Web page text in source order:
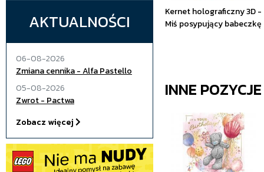
AKTUALNOŚCI
06-08-2026
Zmiana cennika - Alfa Pastello
05-08-2026
Zwrot - Pactwa
Zobacz więcej
Kernet holograficzny 3D -
Miś posypujący babeczkę
INNE